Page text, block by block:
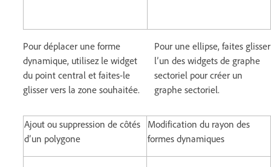
Pour déplacer une forme
dynamique, utilisez le widget
du point central et faites-le
glisser vers la zone souhaitée.
Pour une ellipse, faites glisser
l’un des widgets de graphe
sectoriel pour créer un
graphe sectoriel.
Ajout ou suppression de côtés
d’un polygone
Modification du rayon des
formes dynamiques